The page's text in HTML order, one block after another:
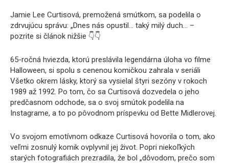
Jamie Lee Curtisová, premožená smútkom, sa podelila o
zdrvujúcu správu: „Dnes nás opustil… taký milý duch… –
pozrite si článok nižšie 👇👇
65-ročná hviezda, ktorú preslávila legendárna úloha vo filme
Halloween, si spolu s cenenou komičkou zahrala v seriáli
Všetko okrem lásky, ktorý sa vysielal štyri sezóny v rokoch
1989 až 1992. Po tom, čo sa Curtisová dozvedela o jeho
predčasnom odchode, sa o svoj smútok podelila na
Instagrame, a to po pôvodnom príspevku od Bette Midlerovej.
Vo svojom emotívnom odkaze Curtisová hovorila o tom, ako
veľmi zosnulý komik ovplyvnil jej život. Popri niekoľkých
starých fotografiách prezradila, že bol „dôvodom, prečo som